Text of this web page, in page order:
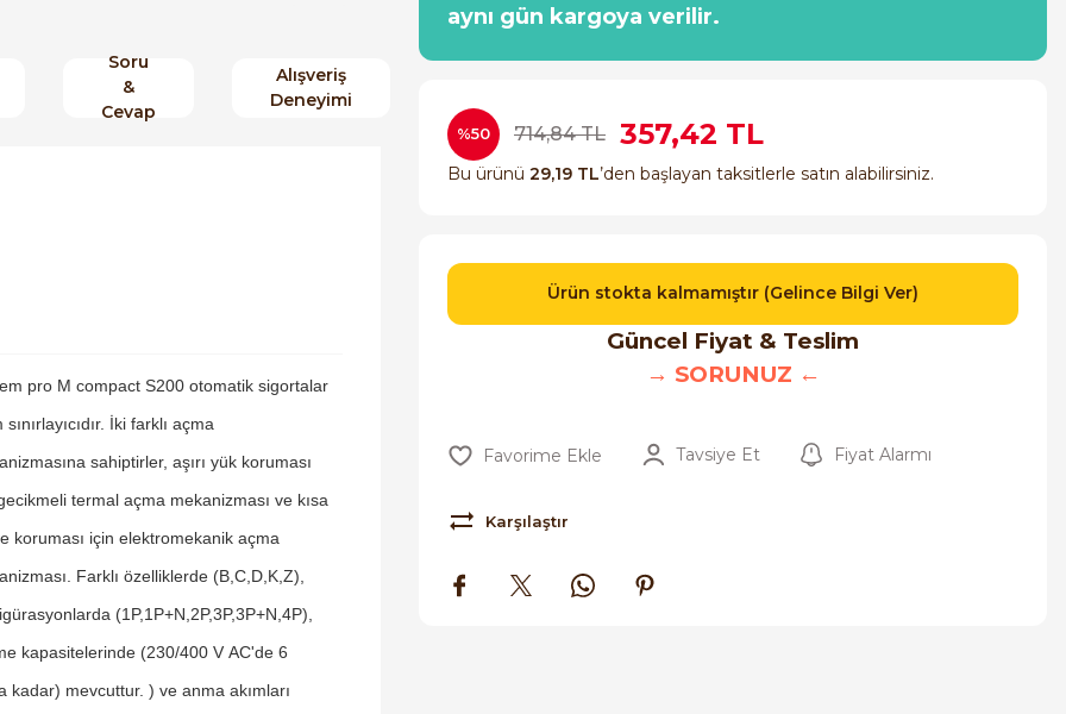
Soru
&
Cevap
Alışveriş
Deneyimi
pro M compact S200 otomatik sigortalar
sınırlayıcıdır. İki farklı açma
sahiptirler, aşırı yük koruması
termal açma mekanizması ve kısa
koruması için elektromekanik açma
Farklı özelliklerde (B,C,D,K,Z),
(1P,1P+N,2P,3P,3P+N,4P),
kapasitelerinde (230/400 V AC'de 6
kadar) mevcuttur. ) ve anma akımları
aynı gün kargoya verilir.
%50 714,84 TL 357,42 TL
Bu ürünü 29,19 TL’den başlayan taksitlerle satın alabilirsiniz.
Ürün stokta kalmamıştır (Gelince Bilgi Ver)
Güncel Fiyat & Teslim
→ SORUNUZ ←
Tavsiye Et Fiyat Alarmı
Karşılaştır